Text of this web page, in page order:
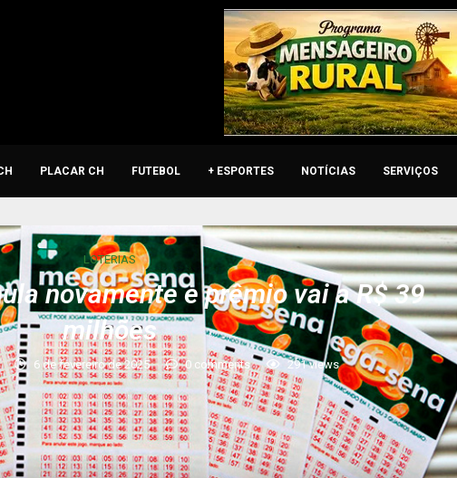
PLACAR CH FUTEBOL + ESPORTES NOTÍCIAS SERVIÇOS
LOTERIAS
novamente e prêmio vai a R$ 39
milhões
6 de fevereiro de 2025 0 comments 291views